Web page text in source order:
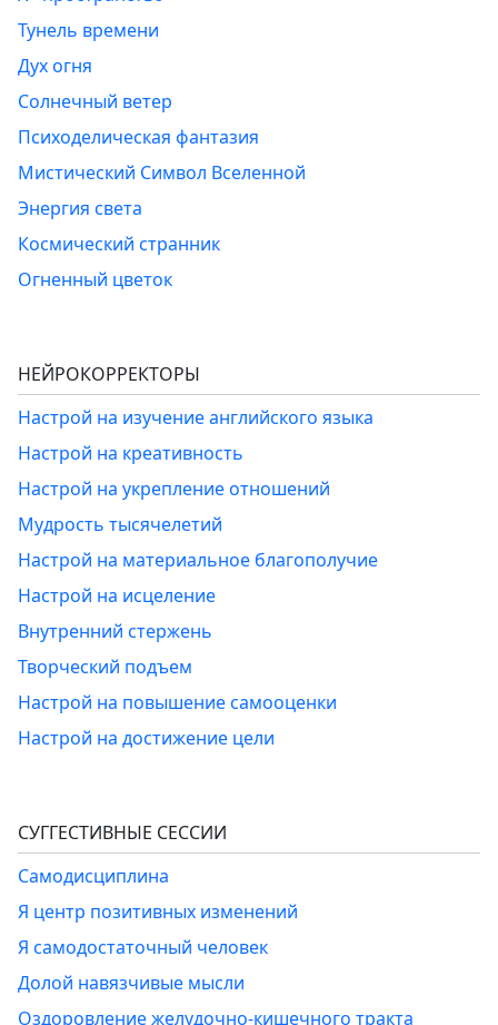
Тунель времени
Дух огня
Солнечный ветер
Психоделическая фантазия
Мистический Символ Вселенной
Энергия света
Космический странник
Огненный цветок
НЕЙРОКОРРЕКТОРЫ
Настрой на изучение английского языка
Настрой на креативность
Настрой на укрепление отношений
Мудрость тысячелетий
Настрой на материальное благополучие
Настрой на исцеление
Внутренний стержень
Творческий подъем
Настрой на повышение самооценки
Настрой на достижение цели
СУГГЕСТИВНЫЕ СЕССИИ
Самодисциплина
Я центр позитивных изменений
Я самодостаточный человек
Долой навязчивые мысли
Оздоровление желудочно-кишечного тракта